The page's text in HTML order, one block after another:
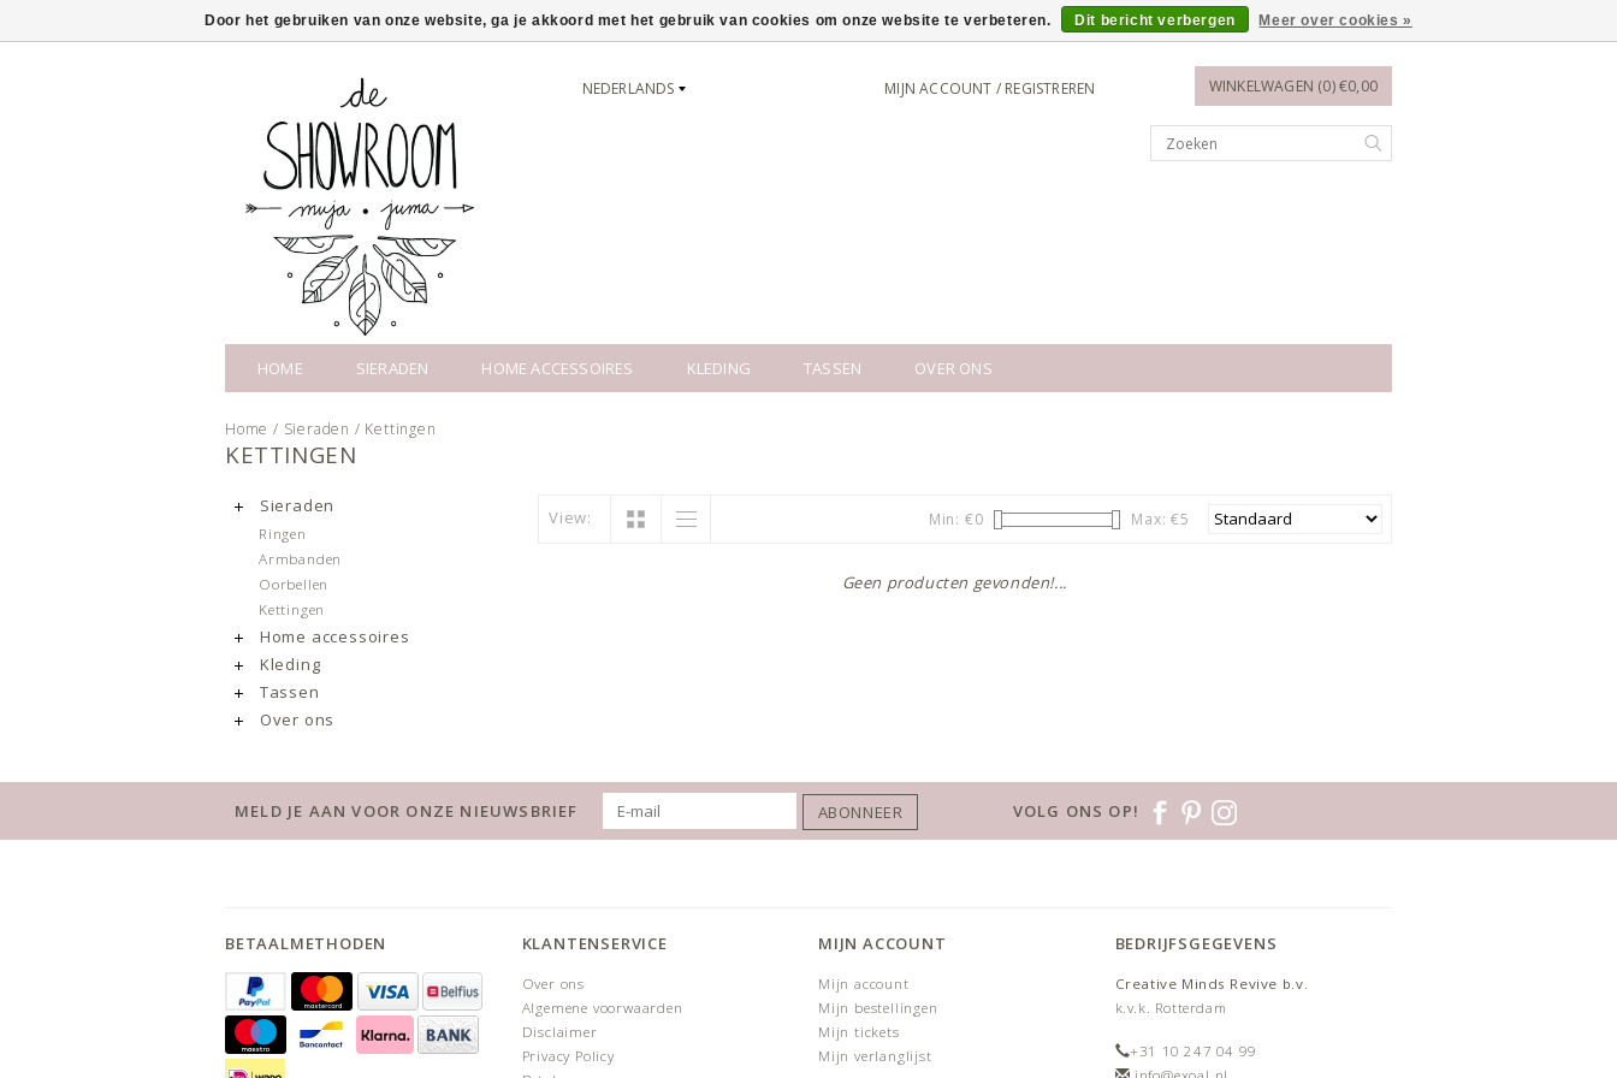
NEDERLANDS MIJN ACCOUNT / REGISTREREN WINKELWAGEN (0) €0,00
HOME SIERADEN HOME ACCESSOIRES KLEDING TASSEN OVER ONS
Home / Sieraden / Kettingen
KETTINGEN
Sieraden
Ringen
Armbanden
Oorbellen
Kettingen
Home accessoires
Kleding
Tassen
Over ons
View: Min: €0 Max: €5
Geen producten gevonden!...
Door het gebruiken van onze website, ga je akkoord met het gebruik van cookies om onze website te verbeteren. Dit bericht verbergen Meer over cookies »
MELD JE AAN VOOR ONZE NIEUWSBRIEF ABONNEER VOLG ONS OP!
BETAALMETHODEN KLANTENSERVICE
Over ons
Algemene voorwaarden
Disclaimer
Privacy Policy
MIJN ACCOUNT
Mijn account
Mijn bestellingen
Mijn tickets
Mijn verlanglijst
BEDRIJFSGEGEVENS
Creative Minds Revive b.v.
k.v.k. Rotterdam
+31 10 247 04 99